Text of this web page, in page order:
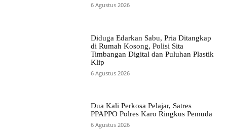
6 Agustus 2026
Diduga Edarkan Sabu, Pria Ditangkap
di Rumah Kosong, Polisi Sita
Timbangan Digital dan Puluhan Plastik
Klip
6 Agustus 2026
Dua Kali Perkosa Pelajar, Satres
PPAPPO Polres Karo Ringkus Pemuda
6 Agustus 2026